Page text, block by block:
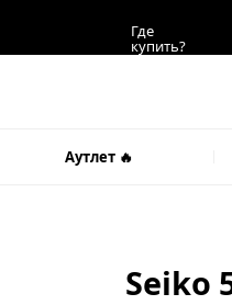
Где
купить?
Аутлет 🔥
Seiko